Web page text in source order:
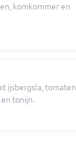
komkommer en
ijsbergsla, tomaten,
tonijn.